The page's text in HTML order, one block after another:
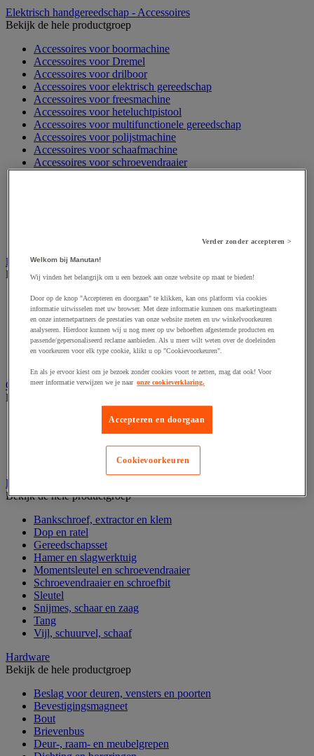
Elektrisch handgereedschap - Accessoires
Bekijk de hele productgroep
Accessoires voor boormachine
Accessoires voor Dremel
Accessoires voor drilboor
Accessoires voor elektrisch gereedschap
Accessoires voor freesmachine
Accessoires voor heteluchtpistool
Accessoires voor multifunctionele gereedschap
Accessoires voor polijstmachine
Accessoires voor schaafmachine
Accessoires voor schroevendraaier
Accessoires voor schuurmachine
Elektrische toebehoren en verlichting
Bekijk de hele productgroep
Accessoires voor elektrisch schakelpaneel
Batterij, oplader en kabel
Elektrische kabel
Elektrische uitrusting
Verlengsnoer, stekkerdoos en kapelhaspel
Gereedschap opbergen
Bekijk de hele productgroep
Assortimentsdoos en gereedschapkoffer
Gereedschapskist en opbergtas
Gereedschapskoffer en versterkte kist
Verrijdbare werktafel
Handgereedschap
Bekijk de hele productgroep
Bankschroef, extractor en klem
Dop en ratel
Gereedschapsset
Hamer en slagwerktuig
Momentsleutel en schroevendraaier
Schroevendraaier en schroefbit
Sleutel
Snijmes, schaar en zaag
Tang
Vijl, schuurvel, schaaf
Hardware
Bekijk de hele productgroep
Beslag voor deuren, vensters en poorten
Bevestigingsmagneet
Bout
Brievenbus
Deur-, raam- en meubelgrepen
Verder zonder accepteren >
Welkom bij Manutan!
Wij vinden het belangrijk om u een bezoek aan onze website op maat te bieden!
Door op de knop "Accepteren en doorgaan" te klikken, kan ons platform via cookies
informatie uitwisselen met uw browser. Met deze informatie kunnen ons marketingteam
en onze internetpartners de prestaties van onze website meten en uw winkelvoorkeuren
analyseren. Hierdoor kunnen wij u nog meer op uw behoeften afgestemde producten en
passende/gepersonaliseerd reclame aanbieden. Als u meer wilt weten over de doeleinden
en voorkeuren voor elk type cookie, klikt u op "Cookievoorkeuren".
En als je ervoor kiest om je bezoek zonder cookies voort te zetten, mag dat ook! Voor
meer informatie verwijzen we je naar onze cookieverklaring.
Accepteren en doorgaan
Cookievoorkeuren